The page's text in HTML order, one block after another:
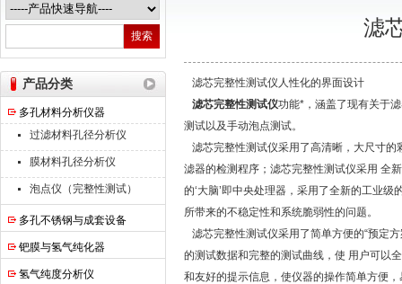
南京高谦功能材料科技有限公司
产品分类
多孔材料分析仪器
过滤材料孔径分析仪
膜材料孔径分析仪
泡点仪（完整性测试）
多孔不锈钢与成套设备
钯膜与氢气纯化器
氢气纯度分析仪
滤
滤芯完整性测试仪人性化的界面设计
滤芯完整性测试仪功能*，涵盖了现有关于
测试以及手动泡点测试。
滤芯完整性测试仪采用了高清晰，大尺寸
滤器的检测程序；滤芯完整性测试仪采用 全
的‘大脑’即中央处理器，采用了全新的工业
所带来的不稳定性和系统脆弱性的问题。
滤芯完整性测试仪采用了简单方便的“预定
的测试数据和完整的测试曲线，使 用户可以
和友好的提示信息，使仪器的操作简单方便